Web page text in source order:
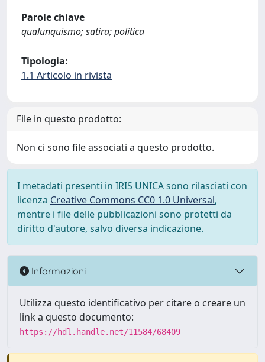
Parole chiave
qualunquismo; satira; politica
Tipologia:
1.1 Articolo in rivista
File in questo prodotto:
Non ci sono file associati a questo prodotto.
I metadati presenti in IRIS UNICA sono rilasciati con
licenza Creative Commons CC0 1.0 Universal,
mentre i file delle pubblicazioni sono protetti da
diritto d'autore, salvo diversa indicazione.
Informazioni
Utilizza questo identificativo per citare o creare un
link a questo documento:
https://hdl.handle.net/11584/68409